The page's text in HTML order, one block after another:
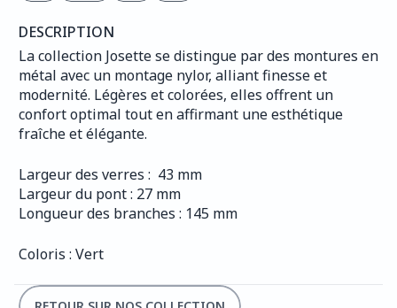
DESCRIPTION
La collection Josette se distingue par des montures en
métal avec un montage nylor, alliant finesse et
modernité. Légères et colorées, elles offrent un
confort optimal tout en affirmant une esthétique
fraîche et élégante.
Largeur des verres :  43 mm
Largeur du pont : 27 mm
Longueur des branches : 145 mm
Coloris : Vert